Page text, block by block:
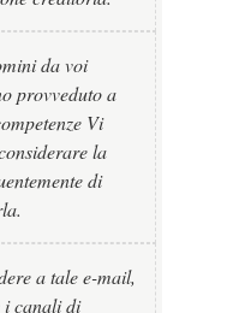
da voi
provveduto a
Vi
la
di
a tale e-mail,
i canali di